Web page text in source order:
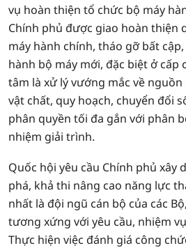
vụ hoàn thiện tổ chức bộ máy
Chính phủ được giao hoàn thiện
máy hành chính, tháo gỡ bất
hành bộ máy mới, đặc biệt ở cấp
tâm là xử lý vướng mắc về
vật chất, quy hoạch, chuyển đổi
phân quyền tối đa gắn với phân
nhiệm giải trình.
Quốc hội yêu cầu Chính phủ xây
phá, khả thi nâng cao năng lực
nhất là đội ngũ cán bộ của các
tương xứng với yêu cầu, nhiệm
Thực hiện việc đánh giá công